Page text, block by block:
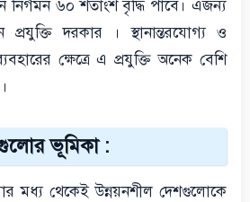
নির্গমন ৬০ শতাংশ বৃদ্ধি পাবে। এজন্য
প্রযুক্তি দরকার । স্থানান্তরযোগ্য ও
ক্ষেত্রে এ প্রযুক্তি অনেক বেশি
ভূমিকা :
মধ্য থেকেই উন্নয়নশীল দেশগুলোকে